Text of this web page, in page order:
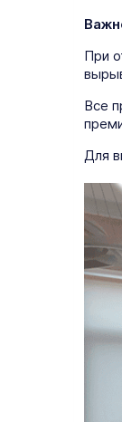
При
Все
Для